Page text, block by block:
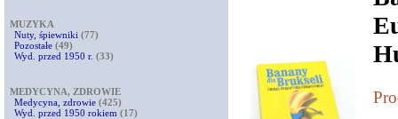
MUZYKA
Nuty, śpiewniki (77)
Pozostałe (49)
Wyd. przed 1950 r. (33)
MEDYCYNA, ZDROWIE
Medycyna, zdrowie (425)
Wyd. przed 1950 rokiem (17)